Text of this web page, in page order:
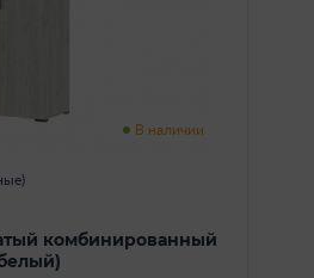
В наличии
комбинированный